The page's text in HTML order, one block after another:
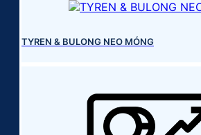
TYREN & BULONG NEO MÓNG